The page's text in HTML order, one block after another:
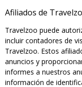
Afiliados de
Travelzoo puede
incluir contadores de
Travelzoo. Estos
anuncios y
informes a nuestros
información de